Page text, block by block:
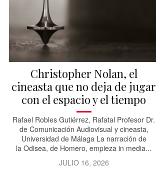
Christopher Nolan, el
cineasta que no deja de jugar
con el espacio y el tiempo
Rafael Robles Gutiérrez, Rafatal Profesor Dr.
de Comunicación Audiovisual y cineasta,
Universidad de Málaga La narración de
la Odisea, de Homero, empieza in media...
JULIO 16, 2026